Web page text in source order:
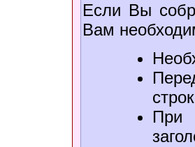
Если Вы
Вам
При